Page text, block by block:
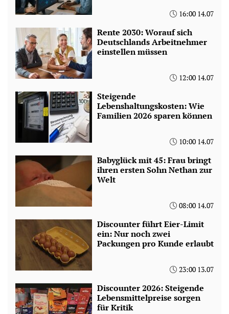
16:00 14.07
Rente 2030: Worauf sich
Deutschlands Arbeitnehmer
einstellen müssen
12:00 14.07
Steigende
Lebenshaltungskosten: Wie
Familien 2026 sparen können
10:00 14.07
Babyglück mit 45: Frau bringt
ihren ersten Sohn Nethan zur
Welt
08:00 14.07
Discounter führt Eier-Limit
ein: Nur noch zwei
Packungen pro Kunde erlaubt
23:00 13.07
Discounter 2026: Steigende
Lebensmittelpreise sorgen
für Kritik